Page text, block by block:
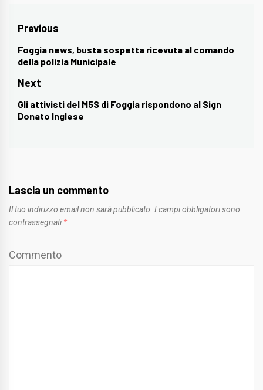
Navigazione
articoli
Previous
Previous
post:
Foggia news, busta sospetta ricevuta al comando
della polizia Municipale
Next
Next
post:
Gli attivisti del M5S di Foggia rispondono al Sign
Donato Inglese
Lascia un commento
Il tuo indirizzo email non sarà pubblicato. I campi obbligatori sono
contrassegnati *
Commento